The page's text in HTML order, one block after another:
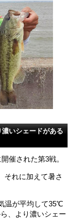
いシェードがある
催された第3戦。
それに加えて暑さ
温が平均して35℃
、より濃いシェー